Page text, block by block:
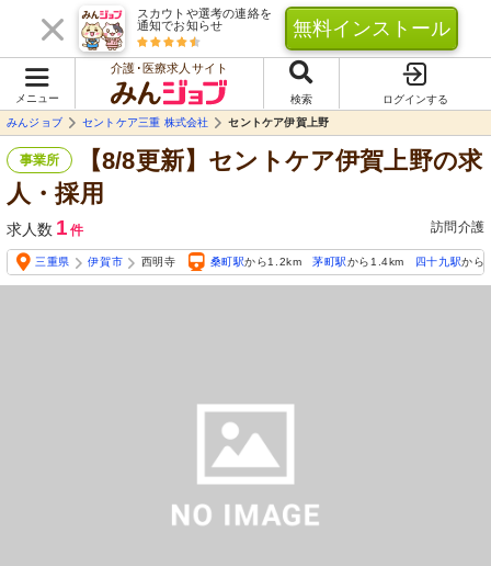
スカウトや選考の連絡を
通知でお知らせ
無料インストール
メニュー
介護･医療求人サイト
検索
ログインする
みんジョブ
セントケア三重 株式会社 セントケア伊賀上野
事業所
【8/8更新】セントケア伊賀上野の求
人・採用
求人数 1 件 訪問介護
三重県 伊賀市 西明寺 桑町駅から1.2km 茅町駅から1.4km 四十九駅から